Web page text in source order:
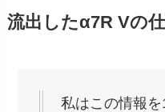
流出したα7R Vの
私はこの情報